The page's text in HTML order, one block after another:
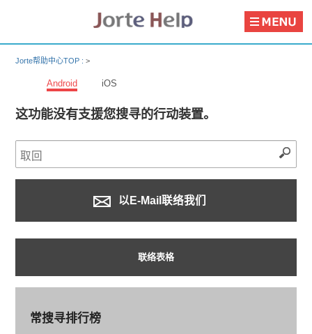
Jorte帮助中心TOP :>
Android iOS
这功能没有支援您搜寻的行动装置。
以E-Mail联络我们
联络表格
常搜寻排行榜